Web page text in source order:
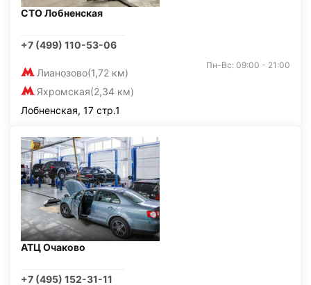
СТО Лобненская
+7 (499) 110-53-06
Лианозово(1,72 км)
Яхромская(2,34 км)
Пн-Вс: 09:00 - 21:00
Лобненская, 17 стр.1
АТЦ Очаково
+7 (495) 152-31-11